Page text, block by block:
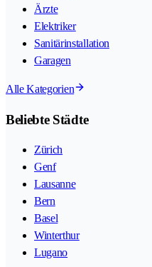
Ärzte
Elektriker
Sanitärinstallation
Garagen
Alle Kategorien
Beliebte Städte
Zürich
Genf
Lausanne
Bern
Basel
Winterthur
Lugano